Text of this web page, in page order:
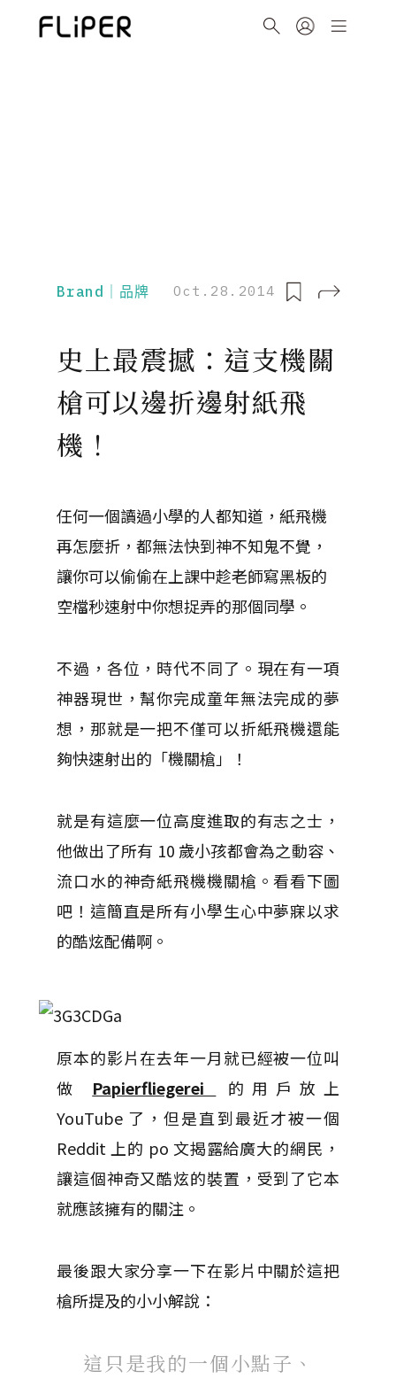
Brand｜品牌 Oct.28.2014
史上最震撼：這支機關
槍可以邊折邊射紙飛
機！
任何一個讀過小學的人都知道，紙飛機
再怎麼折，都無法快到神不知鬼不覺，
讓你可以偷偷在上課中趁老師寫黑板的
空檔秒速射中你想捉弄的那個同學。
不過，各位，時代不同了。現在有一項
神器現世，幫你完成童年無法完成的夢
想，那就是一把不僅可以折紙飛機還能
夠快速射出的「機關槍」！
就是有這麼一位高度進取的有志之士，
他做出了所有 10 歲小孩都會為之動容、
流口水的神奇紙飛機機關槍。看看下圖
吧！這簡直是所有小學生心中夢寐以求
的酷炫配備啊。
原本的影片在去年一月就已經被一位叫
做 Papierfliegerei
的用戶放上
YouTube 了，但是直到最近才被一個
Reddit 上的 po 文揭露給廣大的網民，
讓這個神奇又酷炫的裝置，受到了它本
就應該擁有的關注。
最後跟大家分享一下在影片中關於這把
槍所提及的小小解說：
這只是我的一個小點子、